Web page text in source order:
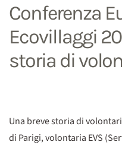
Conferenza
Ecovillaggi
storia di
Una breve storia di
di Parigi, volontaria EVS